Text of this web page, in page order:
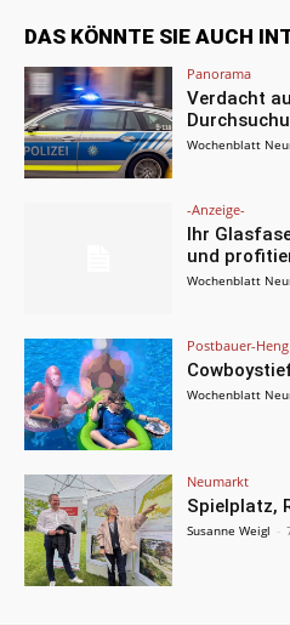
DAS KÖNNTE SIE AUCH
Panorama
Verdacht
Wochenblatt
-Anzeige-
Ihr
und
Wochenblatt
Postbauer-Heng
Wochenblatt
Neumarkt
Spielplatz,
Susanne Weigl -